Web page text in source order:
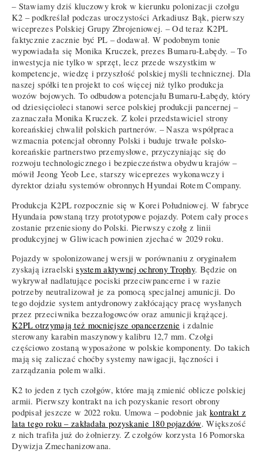
– Stawiamy dziś kluczowy krok w kierunku polonizacji czołgu
K2 – podkreślał podczas uroczystości Arkadiusz Bąk, pierwszy
wiceprezes Polskiej Grupy Zbrojeniowej. – Od teraz K2PL
faktycznie zacznie być PL – dodawał. W podobnym tonie
wypowiadała się Monika Kruczek, prezes Bumaru-Łabędy. – To
inwestycja nie tylko w sprzęt, lecz przede wszystkim w
kompetencje, wiedzę i przyszłość polskiej myśli technicznej. Dla
naszej spółki ten projekt to coś więcej niż tylko produkcja
wozów bojowych. To odbudowa potencjału Bumaru-Łabędy, który
od dziesięcioleci stanowi serce polskiej produkcji pancernej –
zaznaczała Monika Kruczek. Z kolei przedstawiciel strony
koreańskiej chwalił polskich partnerów. – Nasza współpraca
wzmacnia potencjał obronny Polski i buduje trwałe polsko-
koreańskie partnerstwo przemysłowe, przyczyniając się do
rozwoju technologicznego i bezpieczeństwa obydwu krajów –
mówił Jeong Yeob Lee, starszy wiceprezes wykonawczy i
dyrektor działu systemów obronnych Hyundai Rotem Company.
Produkcja K2PL rozpocznie się w Korei Południowej. W fabryce
Hyundaia powstaną trzy prototypowe pojazdy. Potem cały proces
zostanie przeniesiony do Polski. Pierwszy czołg z linii
produkcyjnej w Gliwicach powinien zjechać w 2029 roku.
Pojazdy w spolonizowanej wersji w porównaniu z oryginałem
zyskają izraelskisystem aktywnej ochrony Trophy. Będzie on
wykrywał nadlatujące pociski przeciwpancerne i w razie
potrzeby neutralizował je za pomocą specjalnej amunicji. Do
tego dojdzie system antydronowy zakłócający pracę wysłanych
przez przeciwnika bezzałogowców oraz amunicji krążącej.
K2PL otrzymają też mocniejsze opancerzenie i zdalnie
sterowany karabin maszynowy kalibru 12,7 mm. Czołgi
częściowo zostaną wyposażone w polskie komponenty. Do takich
mają się zaliczać choćby systemy nawigacji, łączności i
zarządzania polem walki.
K2 to jeden z tych czołgów, które mają zmienić oblicze polskiej
armii. Pierwszy kontrakt na ich pozyskanie resort obrony
podpisał jeszcze w 2022 roku. Umowa – podobnie jak kontrakt z
lata tego roku – zakładała pozyskanie 180 pojazdów. Większość
z nich trafiła już do żołnierzy. Z czołgów korzysta 16 Pomorska
Dywizja Zmechanizowana.